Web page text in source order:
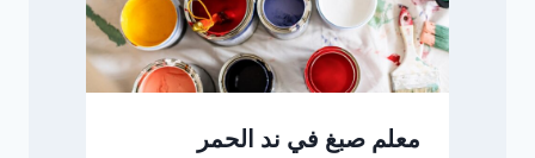
معلم صبغ في ند الحمر